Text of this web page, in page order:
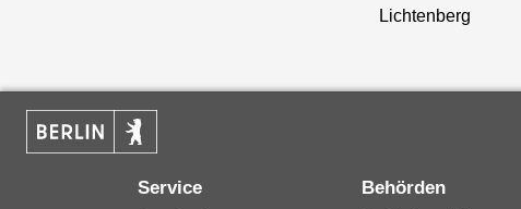
Lichtenberg
Service Behörden